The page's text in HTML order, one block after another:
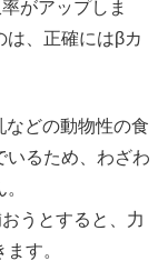
がアップしま
は、正確にはβカ
などの動物性の食
いるため、わざわ
うとすると、力
す。